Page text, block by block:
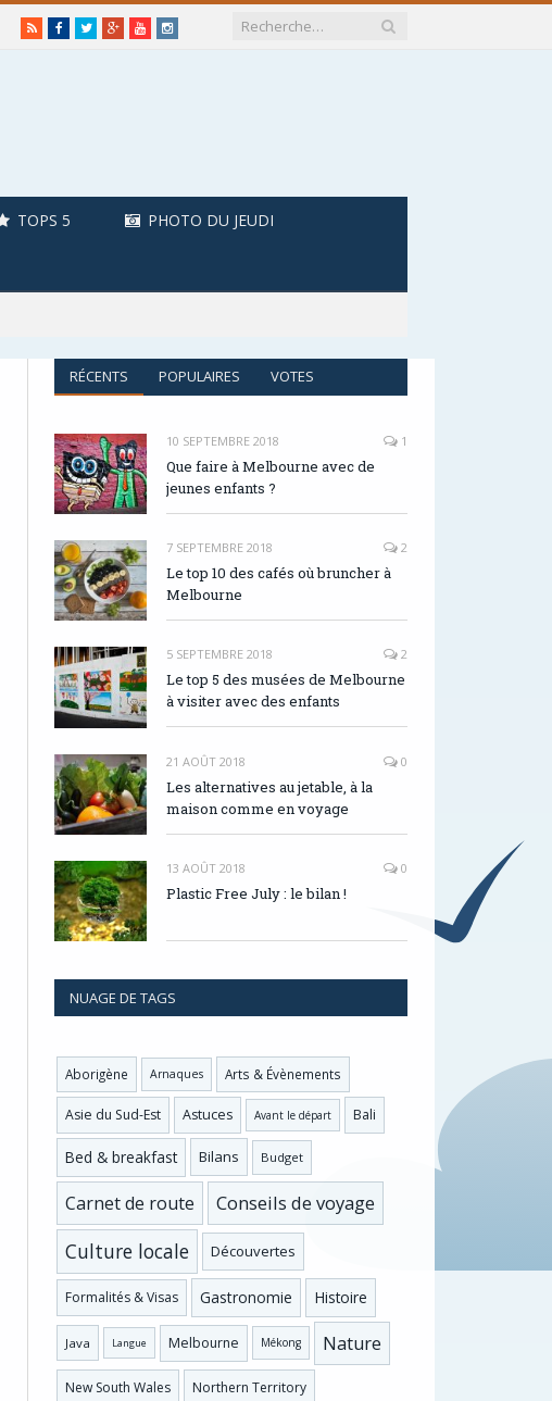
RSSFacebook
TwitterGoogle+YoutubeInstagram
TOPS 5 PHOTO DU JEUDI
RÉCENTS POPULAIRES VOTES
10 SEPTEMBRE 2018 1
Que faire à Melbourne avec de
jeunes enfants ?
7 SEPTEMBRE 2018 2
Le top 10 des cafés où bruncher à
Melbourne
5 SEPTEMBRE 2018 2
Le top 5 des musées de Melbourne
à visiter avec des enfants
21 AOÛT 2018 0
Les alternatives au jetable, à la
maison comme en voyage
13 AOÛT 2018 0
Plastic Free July : le bilan !
NUAGE DE TAGS
Aborigène Arnaques Arts & Évènements
Asie du Sud-Est Astuces Avant le départ Bali
Bed & breakfast Bilans Budget
Carnet de route Conseils de voyage
Culture locale Découvertes
Formalités & Visas Gastronomie Histoire
Java Langue Melbourne Mékong Nature
New South Wales Northern Territory